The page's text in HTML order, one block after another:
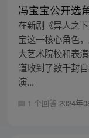
冯宝宝公开选
在新剧《异人之
宝这一核心角色
大艺术院校和表
道收到了数千封
演...
1 个回答 2024年